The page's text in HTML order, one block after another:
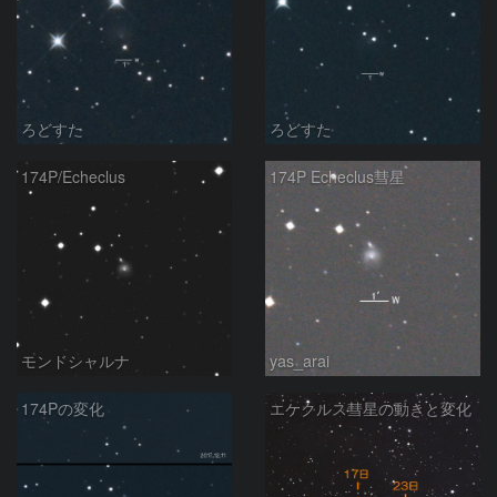
ろどすた ろどすた
174P/Echeclus
モンドシャルナ
174P Echeclus彗星
yas_arai
174Pの変化 エケクルス彗星の動きと変化